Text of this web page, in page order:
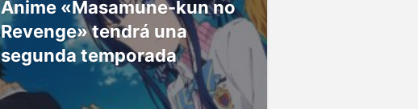
Anime «Masamune-kun no
Revenge» tendrá una
segunda temporada